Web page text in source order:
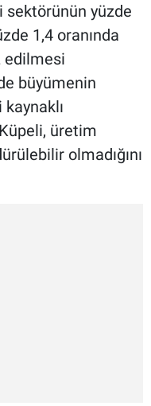
sektörünün yüzde
1,4 oranında
edilmesi
büyümenin
üretim
olmadığını